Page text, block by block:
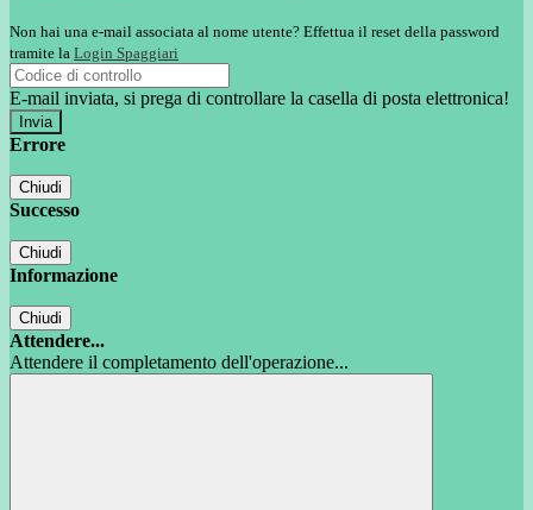
Non hai una e-mail associata al nome utente? Effettua il reset della password
tramite la Login Spaggiari
E-mail inviata, si prega di controllare la casella di posta elettronica!
Errore
Chiudi
Successo
Chiudi
Informazione
Chiudi
Attendere...
Attendere il completamento dell'operazione...